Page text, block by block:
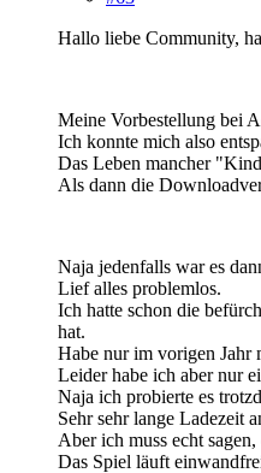
Hallo liebe Community,
Meine Vorbestellung bei
Ich konnte mich also
Das Leben mancher
Als dann die
Naja jedenfalls war es
Lief alles problemlos.
Ich hatte schon die
hat.
Habe nur im vorigen Jahr
Leider habe ich aber nur
Naja ich probierte es
Sehr sehr lange Ladezeit
Aber ich muss echt
Das Spiel läuft